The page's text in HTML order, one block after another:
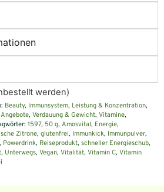
werden)
Beauty, Immunsystem, Leistung & Konzentration,
, Verdauung & Gewicht, Vitamine,
1597, 50 g, Amosvital, Energie,
Zitrone, glutenfrei, Immunkick, Immunpulver,
, Powerdrink, Reiseprodukt, schneller Energieschub,
, Unterwegs, Vegan, Vitalität, Vitamin C, Vitamin